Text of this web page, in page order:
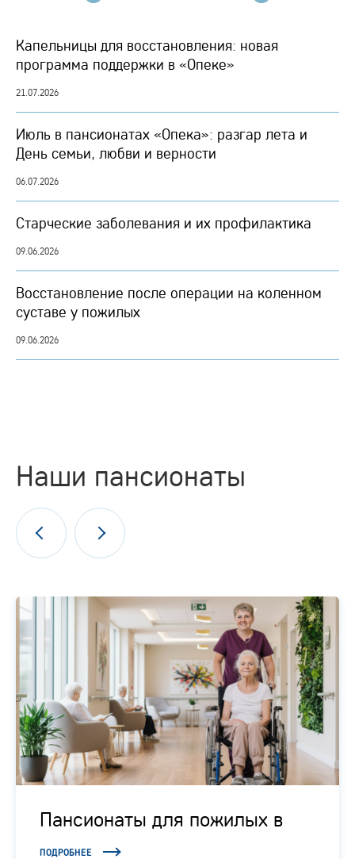
Капельницы для восстановления: новая
программа поддержки в «Опеке»
21.07.2026
Июль в пансионатах «Опека»: разгар лета и
День семьи, любви и верности
06.07.2026
Старческие заболевания и их профилактика
09.06.2026
Восстановление после операции на коленном
суставе у пожилых
09.06.2026
Наши пансионаты
Пансионаты для пожилых в
Подмосковье
ПОДРОБНЕЕ